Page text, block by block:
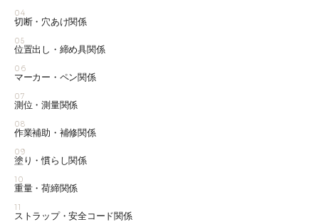
04
切断・穴あけ関係
05
位置出し・締め具関係
06
マーカー・ペン関係
07
測位・測量関係
08
作業補助・補修関係
09
塗り・慣らし関係
10
重量・荷締関係
11
ストラップ・安全コード関係